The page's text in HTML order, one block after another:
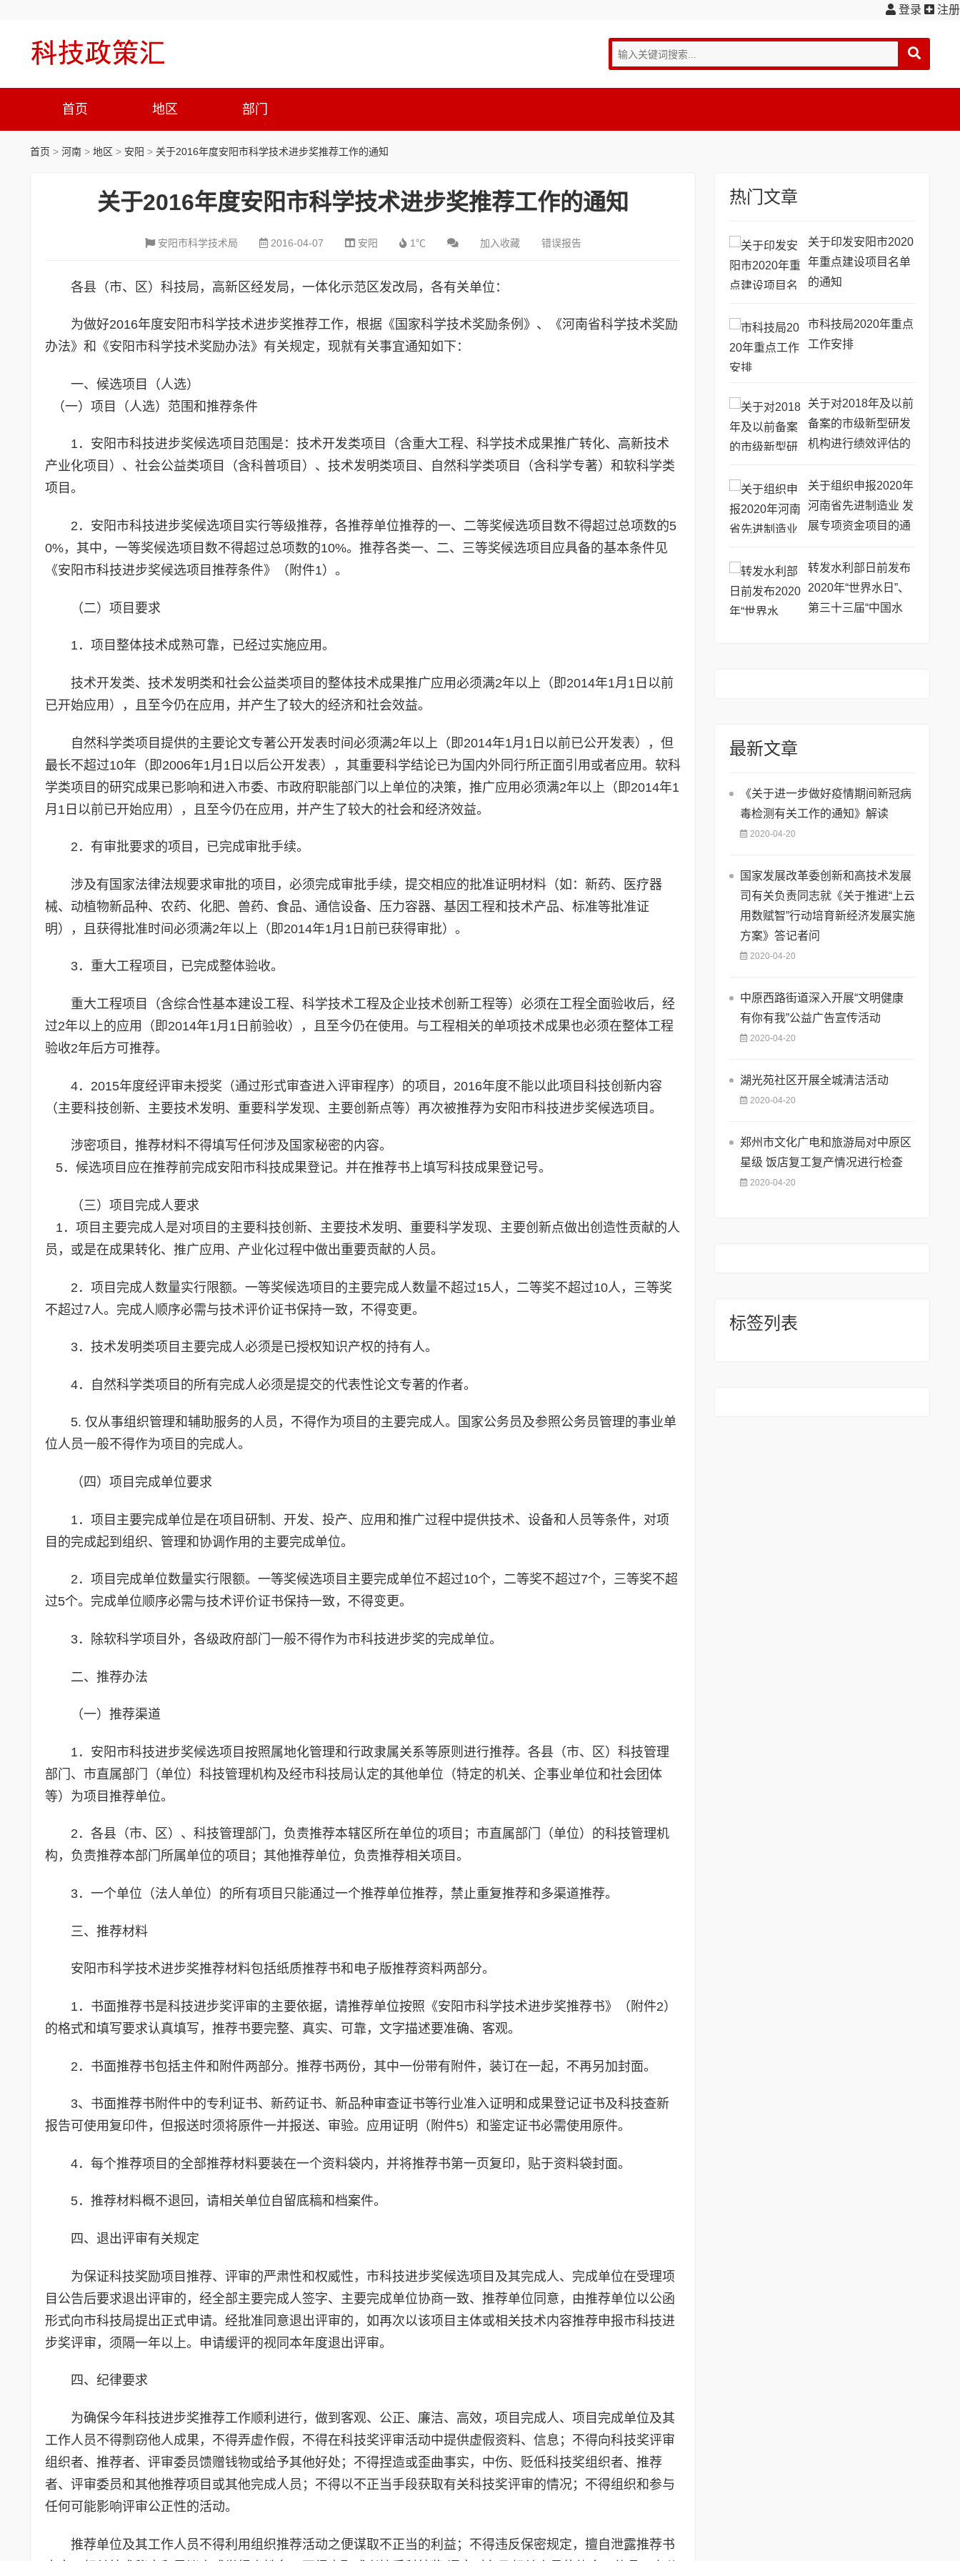
登录 注册
首页 地区 部门
首页 > 河南 > 地区 > 安阳 > 关于2016年度安阳市科学技术进步奖推荐工作的通知
关于2016年度安阳市科学技术进步奖推荐工作的通知
安阳市科学技术局 2016-04-07 安阳 1℃ 加入收藏 错误报告
各县（市、区）科技局，高新区经发局，一体化示范区发改局，各有关单位：
为做好2016年度安阳市科学技术进步奖推荐工作，根据《国家科学技术奖励条例》、《河南省科学技术奖励
办法》和《安阳市科学技术奖励办法》有关规定，现就有关事宜通知如下：
一、候选项目（人选）
（一）项目（人选）范围和推荐条件
1．安阳市科技进步奖候选项目范围是：技术开发类项目（含重大工程、科学技术成果推广转化、高新技术
产业化项目）、社会公益类项目（含科普项目）、技术发明类项目、自然科学类项目（含科学专著）和软科学类
项目。
2．安阳市科技进步奖候选项目实行等级推荐，各推荐单位推荐的一、二等奖候选项目数不得超过总项数的5
0%，其中，一等奖候选项目数不得超过总项数的10%。推荐各类一、二、三等奖候选项目应具备的基本条件见
《安阳市科技进步奖候选项目推荐条件》（附件1）。
（二）项目要求
1．项目整体技术成熟可靠，已经过实施应用。
技术开发类、技术发明类和社会公益类项目的整体技术成果推广应用必须满2年以上（即2014年1月1日以前
已开始应用），且至今仍在应用，并产生了较大的经济和社会效益。
自然科学类项目提供的主要论文专著公开发表时间必须满2年以上（即2014年1月1日以前已公开发表），但
最长不超过10年（即2006年1月1日以后公开发表），其重要科学结论已为国内外同行所正面引用或者应用。软科
学类项目的研究成果已影响和进入市委、市政府职能部门以上单位的决策，推广应用必须满2年以上（即2014年1
月1日以前已开始应用），且至今仍在应用，并产生了较大的社会和经济效益。
2．有审批要求的项目，已完成审批手续。
涉及有国家法律法规要求审批的项目，必须完成审批手续，提交相应的批准证明材料（如：新药、医疗器
械、动植物新品种、农药、化肥、兽药、食品、通信设备、压力容器、基因工程和技术产品、标准等批准证
明），且获得批准时间必须满2年以上（即2014年1月1日前已获得审批）。
3．重大工程项目，已完成整体验收。
重大工程项目（含综合性基本建设工程、科学技术工程及企业技术创新工程等）必须在工程全面验收后，经
过2年以上的应用（即2014年1月1日前验收），且至今仍在使用。与工程相关的单项技术成果也必须在整体工程
验收2年后方可推荐。
4．2015年度经评审未授奖（通过形式审查进入评审程序）的项目，2016年度不能以此项目科技创新内容
（主要科技创新、主要技术发明、重要科学发现、主要创新点等）再次被推荐为安阳市科技进步奖候选项目。
涉密项目，推荐材料不得填写任何涉及国家秘密的内容。
5．候选项目应在推荐前完成安阳市科技成果登记。并在推荐书上填写科技成果登记号。
（三）项目完成人要求
1．项目主要完成人是对项目的主要科技创新、主要技术发明、重要科学发现、主要创新点做出创造性贡献的人
员，或是在成果转化、推广应用、产业化过程中做出重要贡献的人员。
2．项目完成人数量实行限额。一等奖候选项目的主要完成人数量不超过15人，二等奖不超过10人，三等奖
不超过7人。完成人顺序必需与技术评价证书保持一致，不得变更。
3．技术发明类项目主要完成人必须是已授权知识产权的持有人。
4．自然科学类项目的所有完成人必须是提交的代表性论文专著的作者。
5. 仅从事组织管理和辅助服务的人员，不得作为项目的主要完成人。国家公务员及参照公务员管理的事业单
位人员一般不得作为项目的完成人。
（四）项目完成单位要求
1．项目主要完成单位是在项目研制、开发、投产、应用和推广过程中提供技术、设备和人员等条件，对项
目的完成起到组织、管理和协调作用的主要完成单位。
2．项目完成单位数量实行限额。一等奖候选项目主要完成单位不超过10个，二等奖不超过7个，三等奖不超
过5个。完成单位顺序必需与技术评价证书保持一致，不得变更。
3．除软科学项目外，各级政府部门一般不得作为市科技进步奖的完成单位。
二、推荐办法
（一）推荐渠道
1．安阳市科技进步奖候选项目按照属地化管理和行政隶属关系等原则进行推荐。各县（市、区）科技管理
部门、市直属部门（单位）科技管理机构及经市科技局认定的其他单位（特定的机关、企事业单位和社会团体
等）为项目推荐单位。
2．各县（市、区）、科技管理部门，负责推荐本辖区所在单位的项目；市直属部门（单位）的科技管理机
构，负责推荐本部门所属单位的项目；其他推荐单位，负责推荐相关项目。
3．一个单位（法人单位）的所有项目只能通过一个推荐单位推荐，禁止重复推荐和多渠道推荐。
三、推荐材料
安阳市科学技术进步奖推荐材料包括纸质推荐书和电子版推荐资料两部分。
1．书面推荐书是科技进步奖评审的主要依据，请推荐单位按照《安阳市科学技术进步奖推荐书》（附件2）
的格式和填写要求认真填写，推荐书要完整、真实、可靠，文字描述要准确、客观。
2．书面推荐书包括主件和附件两部分。推荐书两份，其中一份带有附件，装订在一起，不再另加封面。
3、书面推荐书附件中的专利证书、新药证书、新品种审查证书等行业准入证明和成果登记证书及科技查新
报告可使用复印件，但报送时须将原件一并报送、审验。应用证明（附件5）和鉴定证书必需使用原件。
4．每个推荐项目的全部推荐材料要装在一个资料袋内，并将推荐书第一页复印，贴于资料袋封面。
5．推荐材料概不退回，请相关单位自留底稿和档案件。
四、退出评审有关规定
为保证科技奖励项目推荐、评审的严肃性和权威性，市科技进步奖候选项目及其完成人、完成单位在受理项
目公告后要求退出评审的，经全部主要完成人签字、主要完成单位协商一致、推荐单位同意，由推荐单位以公函
形式向市科技局提出正式申请。经批准同意退出评审的，如再次以该项目主体或相关技术内容推荐申报市科技进
步奖评审，须隔一年以上。申请缓评的视同本年度退出评审。
四、纪律要求
为确保今年科技进步奖推荐工作顺利进行，做到客观、公正、廉洁、高效，项目完成人、项目完成单位及其
工作人员不得剽窃他人成果，不得弄虚作假，不得在科技奖评审活动中提供虚假资料、信息；不得向科技奖评审
组织者、推荐者、评审委员馈赠钱物或给予其他好处；不得捏造或歪曲事实，中伤、贬低科技奖组织者、推荐
者、评审委员和其他推荐项目或其他完成人员；不得以不正当手段获取有关科技奖评审的情况；不得组织和参与
任何可能影响评审公正性的活动。
推荐单位及其工作人员不得利用组织推荐活动之便谋取不正当的利益；不得违反保密规定，擅自泄露推荐书
热门文章
关于印发安阳市2020
年重点建设项目名单
的通知
市科技局2020年重点
工作安排
关于对2018年及以前
备案的市级新型研发
机构进行绩效评估的
关于组织申报2020年
河南省先进制造业 发
展专项资金项目的通
转发水利部日前发布
2020年“世界水日”、
第三十三届“中国水
最新文章
《关于进一步做好疫情期间新冠病
毒检测有关工作的通知》解读
2020-04-20
国家发展改革委创新和高技术发展
司有关负责同志就《关于推进“上云
用数赋智”行动培育新经济发展实施
方案》答记者问
2020-04-20
中原西路街道深入开展“文明健康
有你有我”公益广告宣传活动
2020-04-20
湖光苑社区开展全城清洁活动
2020-04-20
郑州市文化广电和旅游局对中原区
星级 饭店复工复产情况进行检查
2020-04-20
标签列表